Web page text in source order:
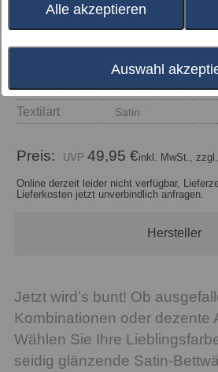
Alle akzeptieren
Auswahl
Farbe
Textilart
Satin
Preis: 49,95 €inkl. MwSt., zzgl.
Online derzeit leider nicht verfügbar,
Lieferkosten jetzt unverbindlich anfragen.
Hersteller
Jetzt wird’s bunt! Ob
Kombinationen oder dezente
Wählen Sie Ihre
seidig glänzende Satin-